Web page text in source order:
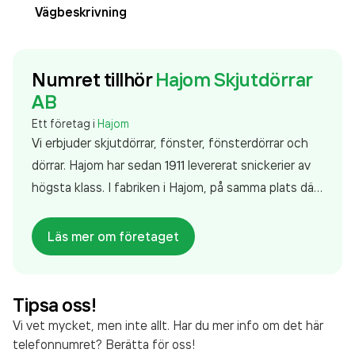
Vägbeskrivning
Numret tillhör Hajom Skjutdörrar
AB
Ett företag i Hajom
Vi erbjuder skjutdörrar, fönster, fönsterdörrar och
dörrar. Hajom har sedan 1911 levererat snickerier av
högsta klass. I fabriken i Hajom, på samma plats där
unik produkt; våra lyft- och glidskjutdörrar. I
Stockholm hittar du vårt showroom. Du är alltid
Läs mer om företaget
Tipsa oss!
Vi vet mycket, men inte allt. Har du mer info om det här
telefonnumret? Berätta för oss!